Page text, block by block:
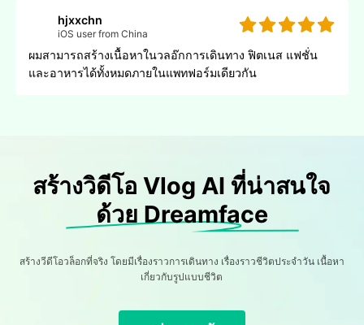
hjxxchn
iOS user from China
ผมสามารถสร้างเนื้อหาในวลอ๊กการเดินทาง ฟิตเนส แฟชั่น
และอาหารได้ทั้งหมดภายในแพทฟอร์มเดียวกัน
สร้างวิดีโอ Vlog AI ที่น่าสนใจ
ด้วย Dreamface
สร้างวีดีโอวล็อกที่จริง โดยมีเรื่องราวการเดินทาง เรื่องราวชีวิตประจําวัน เนื้อหา
เกี่ยวกับรูปแบบชีวิต